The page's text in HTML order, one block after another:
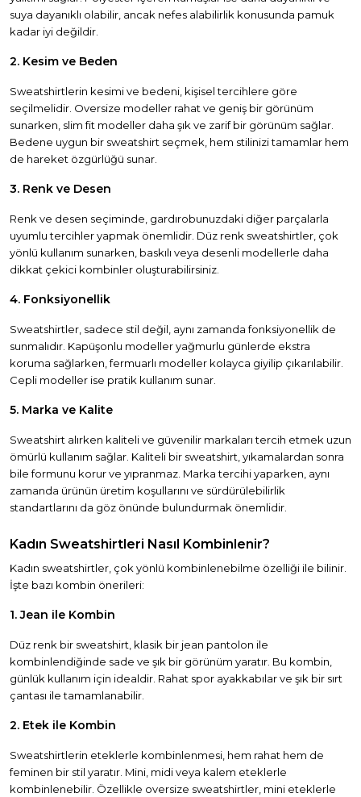
suya dayanıklı olabilir, ancak nefes alabilirlik konusunda pamuk
kadar iyi değildir.
2. Kesim ve Beden
Sweatshirtlerin kesimi ve bedeni, kişisel tercihlere göre
seçilmelidir. Oversize modeller rahat ve geniş bir görünüm
sunarken, slim fit modeller daha şık ve zarif bir görünüm sağlar.
Bedene uygun bir sweatshirt seçmek, hem stilinizi tamamlar hem
de hareket özgürlüğü sunar.
3. Renk ve Desen
Renk ve desen seçiminde, gardırobunuzdaki diğer parçalarla
uyumlu tercihler yapmak önemlidir. Düz renk sweatshirtler, çok
yönlü kullanım sunarken, baskılı veya desenli modellerle daha
dikkat çekici kombinler oluşturabilirsiniz.
4. Fonksiyonellik
Sweatshirtler, sadece stil değil, aynı zamanda fonksiyonellik de
sunmalıdır. Kapüşonlu modeller yağmurlu günlerde ekstra
koruma sağlarken, fermuarlı modeller kolayca giyilip çıkarılabilir.
Cepli modeller ise pratik kullanım sunar.
5. Marka ve Kalite
Sweatshirt alırken kaliteli ve güvenilir markaları tercih etmek uzun
ömürlü kullanım sağlar. Kaliteli bir sweatshirt, yıkamalardan sonra
bile formunu korur ve yıpranmaz. Marka tercihi yaparken, aynı
zamanda ürünün üretim koşullarını ve sürdürülebilirlik
standartlarını da göz önünde bulundurmak önemlidir.
Kadın Sweatshirtleri Nasıl Kombinlenir?
Kadın sweatshirtler, çok yönlü kombinlenebilme özelliği ile bilinir.
İşte bazı kombin önerileri:
1. Jean ile Kombin
Düz renk bir sweatshirt, klasik bir jean pantolon ile
kombinlendiğinde sade ve şık bir görünüm yaratır. Bu kombin,
günlük kullanım için idealdir. Rahat spor ayakkabılar ve şık bir sırt
çantası ile tamamlanabilir.
2. Etek ile Kombin
Sweatshirtlerin eteklerle kombinlenmesi, hem rahat hem de
feminen bir stil yaratır. Mini, midi veya kalem eteklerle
kombinlenebilir. Özellikle oversize sweatshirtler, mini eteklerle